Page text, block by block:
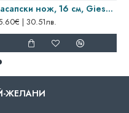
Касапски нож, 16 см, Giesser
| 30.51лв.
ЖЕЛАНИ